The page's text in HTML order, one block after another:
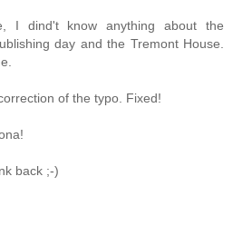
I dind't know anything about the
day and the Tremont House.
of the typo. Fixed!
back ;-)